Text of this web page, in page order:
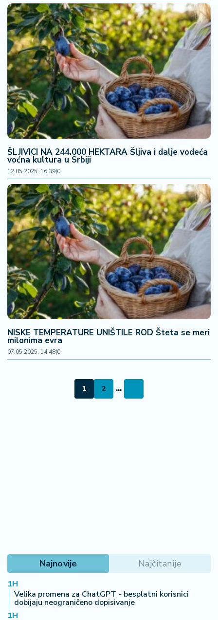
ŠLJIVICI NA 244.000 HEKTARA Šljiva i dalje vodeća
voćna kultura u Srbiji
12.05.2025. 16:39|0
NISKE TEMPERATURE UNIŠTILE ROD Šteta se meri
milonima evra
07.05.2025. 14:48|0
1 2 ...
Najnovije Najčitanije
1H
Velika promena za ChatGPT - besplatni korisnici
dobijaju neograničeno dopisivanje
1H